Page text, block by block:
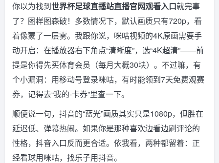
你以为找到世界杯足球直播站直播官网观看入口就完事
了？图样图森破！多数情况下，默认画质只有720p，看
着像蒙了一层雾。我跟你说，咪咕视频的4K原画需要手
动开启：在播放器右下角点“清晰度”，选“4K超清”——前
提是你得先买体育会员（每月大概30块）。不过嘛，有
个小漏洞：用移动号登录咪咕，有时能领到7天免费观赛
券，记得去“我的-卡券”里查一下。
顺便说一句，抖音的“蓝光”画质其实只是1080p，但胜在
延迟低、弹幕热闹。如果你是那种喜欢边看边刷评论的
性格，抖音入口反而更合适。依我看，两种都留着：正
经看球用咪咕，找乐子用抖音。